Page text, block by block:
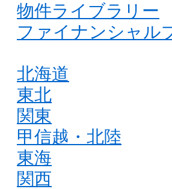
物件ライブラリー
ファイナンシャル
北海道
東北
関東
甲信越・北陸
東海
関西